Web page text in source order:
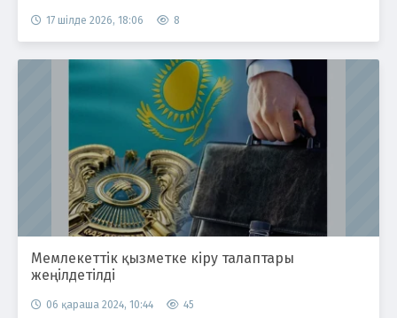
17 шілде 2026, 18:06 8
Мемлекеттік қызметке кіру талаптары
жеңілдетілді
06 қараша 2024, 10:44 45